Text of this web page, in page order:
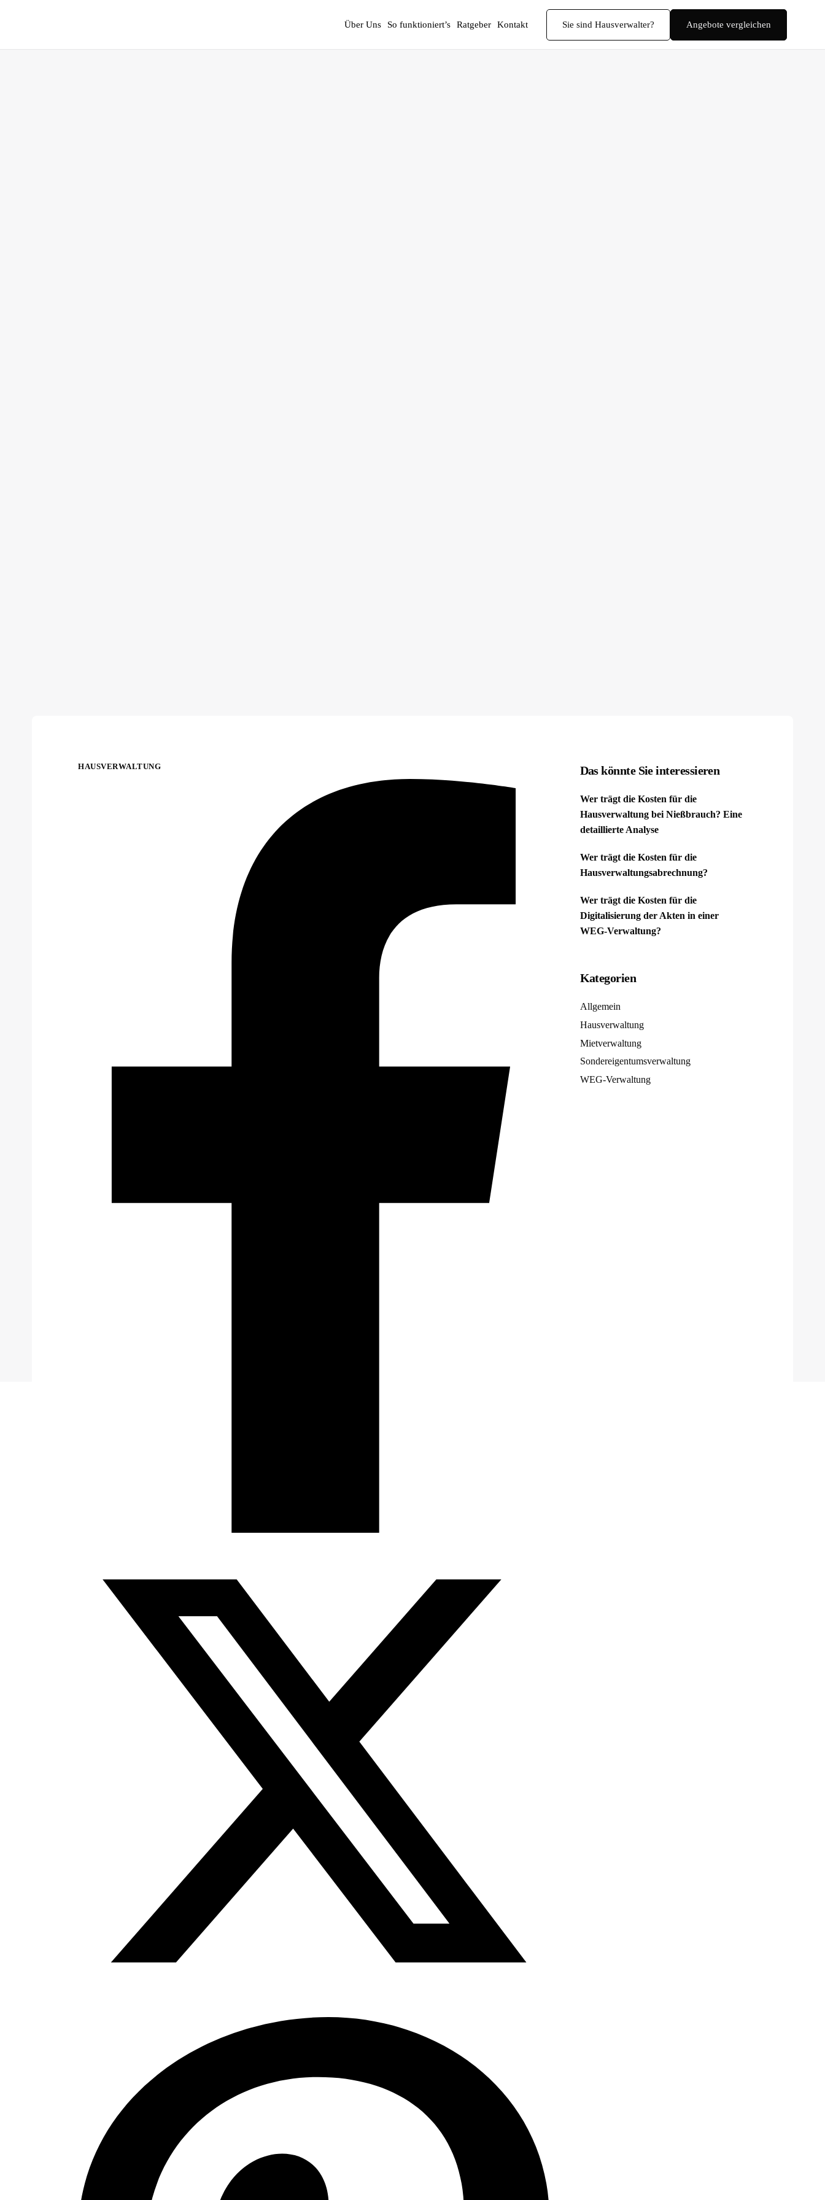
Über Uns So funktioniert’s Ratgeber Kontakt Sie sind Hausverwalter? Angebote vergleichen
HAUSVERWALTUNG Das könnte Sie interessieren
Wer trägt die Kosten für die
Hausverwaltung bei Nießbrauch? Eine
detaillierte Analyse
Wer trägt die Kosten für die
Hausverwaltungsabrechnung?
Wer trägt die Kosten für die
Digitalisierung der Akten in einer
WEG-Verwaltung?
Kategorien
Allgemein
Hausverwaltung
Mietverwaltung
Sondereigentumsverwaltung
WEG-Verwaltung